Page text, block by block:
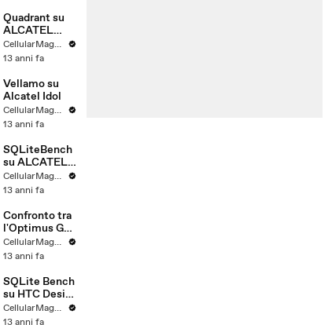
Quadrant su
ALCATEL
IDOL
CellularMagazine
13 anni fa
Vellamo su
Alcatel Idol
CellularMagazine
13 anni fa
SQLiteBench
su ALCATEL
IDOL
CellularMagazine
13 anni fa
Confronto tra
l'Optimus G
ed il G2 di LG
CellularMagazine
13 anni fa
SQLite Bench
su HTC Desire
500
CellularMagazine